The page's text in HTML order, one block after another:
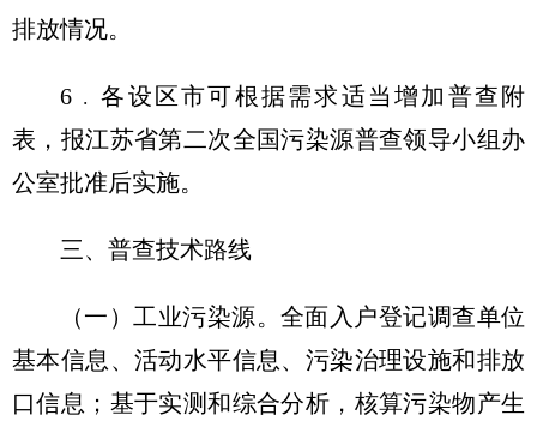
排放情况。
6﹒各设区市可根据需求适当增加普查附
表，报江苏省第二次全国污染源普查领导小组办
公室批准后实施。
三、普查技术路线
（一）工业污染源。 全面入户登记调查单位
基本信息、活动水平信息、污染治理设施和排放
口信息；基于实测和综合分析，核算污染物产生